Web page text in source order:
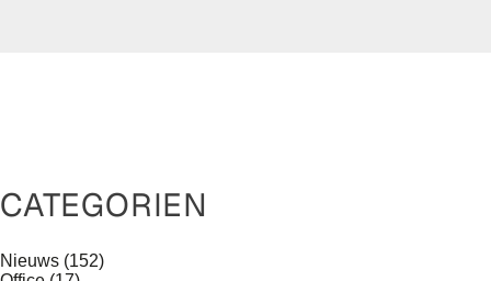
CATEGORIEN
Nieuws (152)